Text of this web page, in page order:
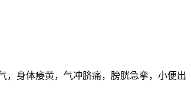
，身体痿黄，气冲脐痛，膀胱急挛，小便出